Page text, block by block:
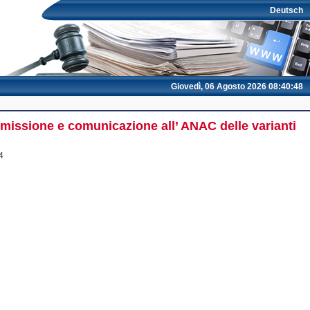
Deutsch
Giovedì, 06 Agosto 2026 08:40:48
e comunicazione all’ ANAC delle varianti